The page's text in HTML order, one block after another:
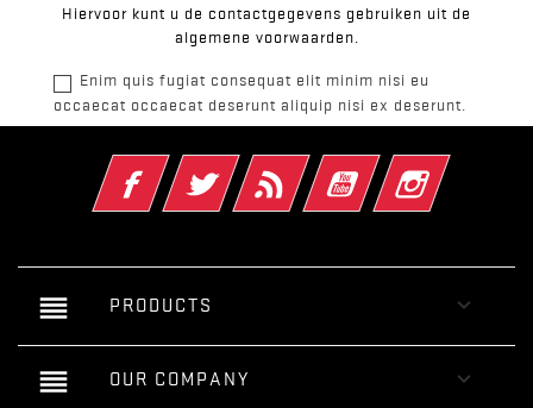
Hiervoor kunt u de contactgegevens gebruiken uit de
algemene voorwaarden.
Enim quis fugiat consequat elit minim nisi eu
occaecat occaecat deserunt aliquip nisi ex deserunt.
FacebookTwitter RSS YouTube Instagram
reorder PRODUCTS 
reorder OUR COMPANY 